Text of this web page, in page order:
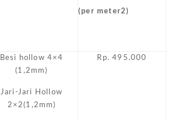
(per meter2)
Besi hollow 4×4
(1,2mm)
Jari-Jari Hollow
2×2(1,2mm)
Rp. 495.000